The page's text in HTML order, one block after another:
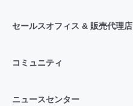
セールスオフィス & 販売代理店
コミュニティ
ニュースセンター